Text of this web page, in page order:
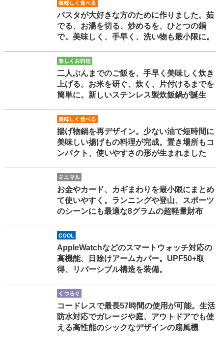
パスタが大好きな方のために作りました。茹
でる、お湯を切る、炒めるを、ひとつの鍋
で。美味しく、手早く、洗い物も最小限に。
二人ぶんまでのご飯を、手早く美味しく炊き
上げる。お米を研ぐ、炊く、片付けるまでを
簡単に。新しいステンレス製炊飯鍋が誕生
揚げ物鍋を再デザイン。少ない油で短時間に
美味しい揚げもの料理が完成。置き場所もコ
ンパクト、使いやすさの形が生まれました
お金やカード、カギまわりを最小限にまとめ
て使いやすく。ランニングや登山、スポーツ
のシーンにも最適な8グラムの超軽量財布
AppleWatchなどのスマートウォッチ対応の
高機能、日除けアームカバー。UPF50+取
得、リバーシブル構造を装備。
コードレスで最長57時間の使用が可能。生活
防水対応でガレージや庭、アウトドアでも使
える高性能のシックなデザインの扇風機